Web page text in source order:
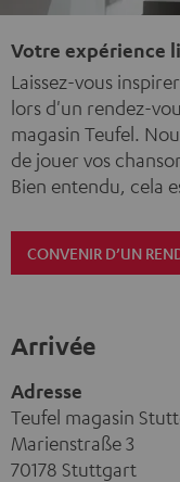
Votre expérience
Laissez-vous
lors d'un rendez-
magasin Teufel.
de jouer vos
Bien entendu, cela
CONVENIR D’UN
Arrivée
Adresse
Teufel magasin
Marienstraße 3
70178 Stuttgart